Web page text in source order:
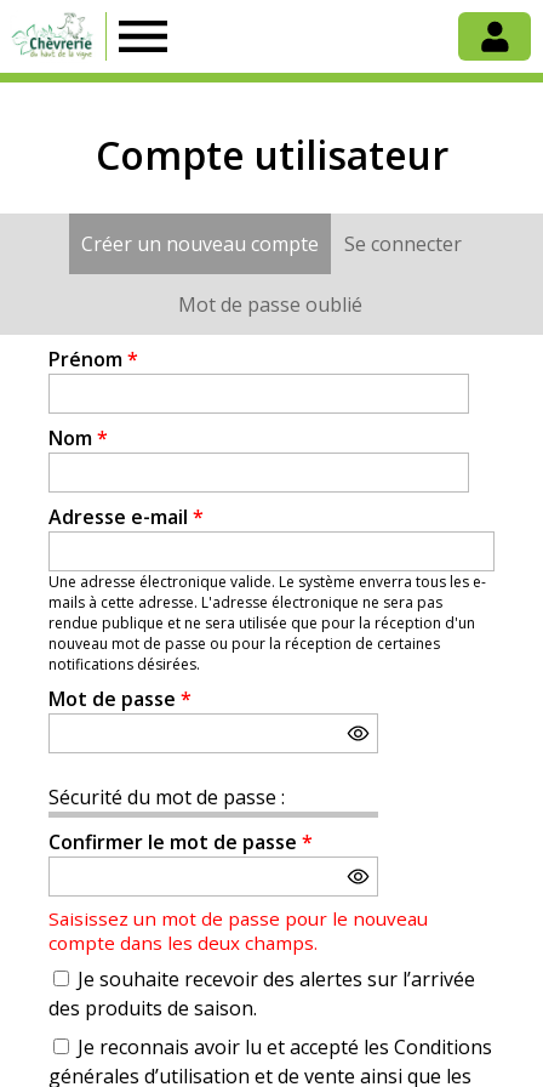
Chèvrerie
de
la
Compte utilisateur
Onglets
principaux
Créer un nouveau compte (onglet actif)
Se connecter
Mot de passe oublié
Prénom*
Nom*
Adresse e-mail *
Une adresse électronique valide. Le système enverra tous les e-
mails à cette adresse. L'adresse électronique ne sera pas
rendue publique et ne sera utilisée que pour la réception d'un
nouveau mot de passe ou pour la réception de certaines
notifications désirées.
Mot de passe *
Sécurité du mot de passe :
Confirmer le mot de passe *
Saisissez un mot de passe pour le nouveau
compte dans les deux champs.
Je souhaite recevoir des alertes sur l’arrivée
des produits de saison.
Je reconnais avoir lu et accepté les Conditions
générales d’utilisation et de vente ainsi que les